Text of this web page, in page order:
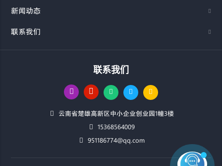
新闻动态
联系我们
联系我们
云南省楚雄高新区中小企业创业园1幢3楼
15368564009
951186774@qq.com